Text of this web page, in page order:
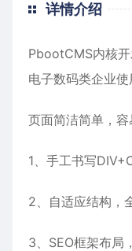
详情介绍
PbootCMS内核
电子数码类企业使
页面简洁简单，容
1、手工书写
2、自适应结构，
3、SEO框架布局